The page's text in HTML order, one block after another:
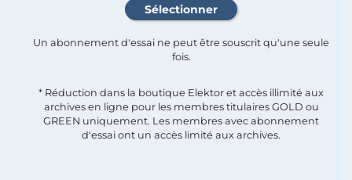
Un abonnement d'essai ne peut être souscrit qu'une seule
fois.​
* Réduction dans la boutique Elektor et accès illimité aux
archives en ligne pour les membres titulaires GOLD ou
GREEN uniquement. Les membres avec abonnement
d'essai ont un accès limité aux archives.